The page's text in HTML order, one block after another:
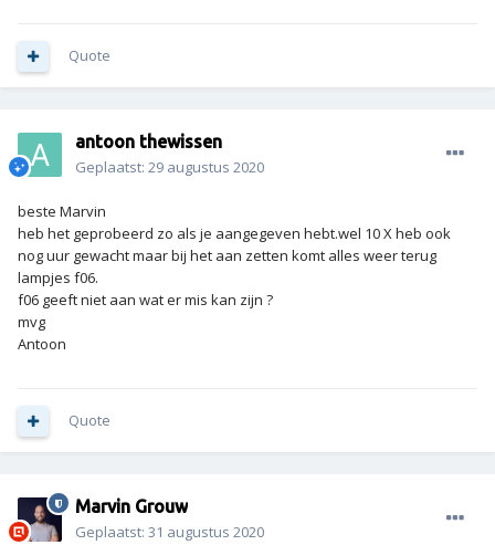
Quote
antoon thewissen
Geplaatst: 29 augustus 2020
beste Marvin
heb het geprobeerd zo als je aangegeven hebt.wel 10 X heb ook
nog uur gewacht maar bij het aan zetten komt alles weer terug
lampjes f06.
f06 geeft niet aan wat er mis kan zijn ?
mvg
Antoon
Quote
Marvin Grouw
Geplaatst: 31 augustus 2020